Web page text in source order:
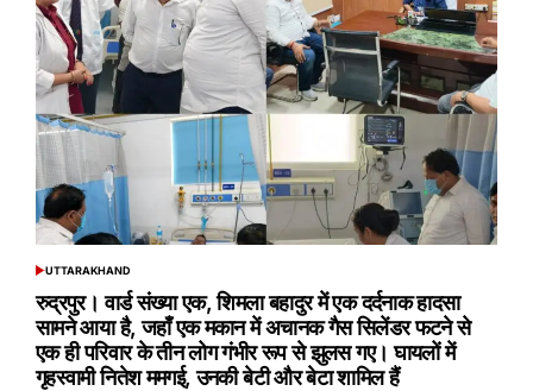
POSTED
UTTARAKHAND
रुद्रपुर। वार्ड संख्या एक, शिमला बहादुर में एक दर्दनाक हादसा
सामने आया है, जहाँ एक मकान में अचानक गैस सिलेंडर फटने से
एक ही परिवार के तीन लोग गंभीर रूप से झुलस गए। घायलों में
गृहस्वामी नितेश ममगई, उनकी बेटी और बेटा शामिल हैं